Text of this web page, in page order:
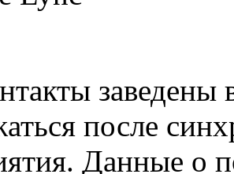
после
Данные о